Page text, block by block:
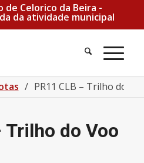
Celorico da Beira -
da atividade municipal
/ PR11 CLB – Trilho do
Trilho do Voo